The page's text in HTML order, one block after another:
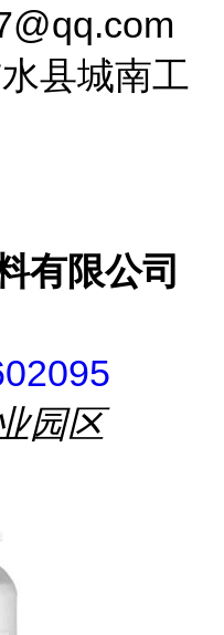
县城南工
有限公司
园区